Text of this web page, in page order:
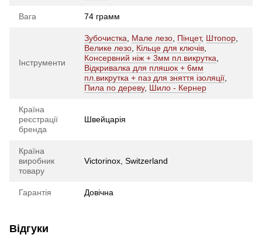
Вага 74 грамм
Інструменти
Зубочистка Мале лезо Пінцет, Штопор
Велике лезо Кільце для ключів
Консервний ніж + 3мм пл.викрутка
Відкривалка для пляшок + 6мм
пл.викрутка + паз для зняття ізоляції
Пила по дереву, Шило - Кернер
Країна
реєстрації
бренда
Швейцарія
Країна
виробник
товару
Victorinox, Switzerland
Гарантія Довічна
Відгуки